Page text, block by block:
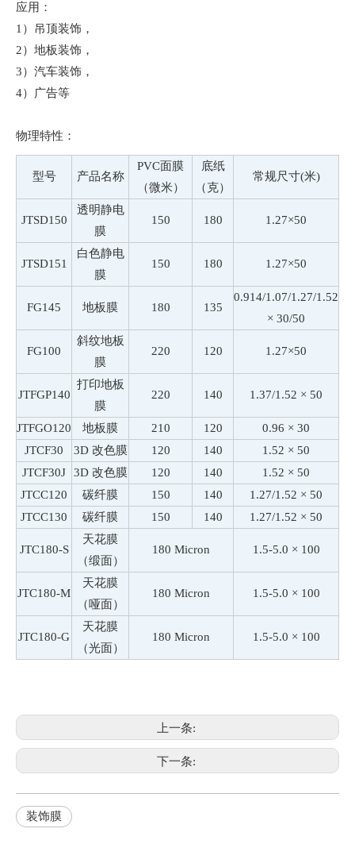
应用：
1）吊顶装饰，
2）地板装饰，
3）汽车装饰，
4）广告等
物理特性：
型号 产品名称
PVC面膜
（微米）
底纸
（克）
常规尺寸(米)
JTSD150
透明静电
膜
150 180 1.27×50
JTSD151
白色静电
膜
150 180 1.27×50
FG145 地板膜 180 135
0.914/1.07/1.27/1.52
× 30/50
FG100
斜纹地板
膜
220 120 1.27×50
JTFGP140
打印地板
膜
220 140 1.37/1.52 × 50
JTFGO120 地板膜 210 120
0.96 × 30
JTCF30
3D 改色膜 120 140
1.52 × 50
JTCF30J
3D 改色膜 120 140
1.52 × 50
JTCC120
碳纤膜 150 140
1.27/1.52 × 50
JTCC130
碳纤膜 150 140 1.27/1.52 × 50
JTC180-S
天花膜
（缎面）
180 Micron 1.5-5.0 × 100
JTC180-M
天花膜
（哑面）
180 Micron 1.5-5.0 × 100
JTC180-G
天花膜
（光面）
180 Micron 1.5-5.0 × 100
上一条:
下一条:
装饰膜